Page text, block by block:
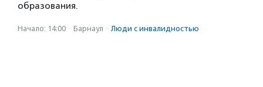
образования.
Начало: 14:00 · Барнаул · Люди с инвалидностью